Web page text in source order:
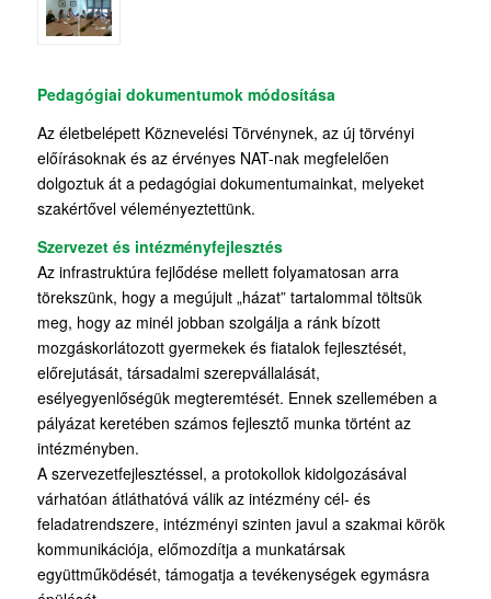
Pedagógiai dokumentumok módosítása
Az életbelépett Köznevelési Törvénynek, az új törvényi
előírásoknak és az érvényes NAT-nak megfelelően
dolgoztuk át a pedagógiai dokumentumainkat, melyeket
szakértővel véleményeztettünk.
Szervezet és intézményfejlesztés
Az infrastruktúra fejlődése mellett folyamatosan arra
törekszünk, hogy a megújult „házat” tartalommal töltsük
meg, hogy az minél jobban szolgálja a ránk bízott
mozgáskorlátozott gyermekek és fiatalok fejlesztését,
előrejutását, társadalmi szerepvállalását,
esélyegyenlőségük megteremtését. Ennek szellemében a
pályázat keretében számos fejlesztő munka történt az
intézményben.
A szervezetfejlesztéssel, a protokollok kidolgozásával
várhatóan átláthatóvá válik az intézmény cél- és
feladatrendszere, intézményi szinten javul a szakmai körök
kommunikációja, előmozdítja a munkatársak
együttműködését, támogatja a tevékenységek egymásra